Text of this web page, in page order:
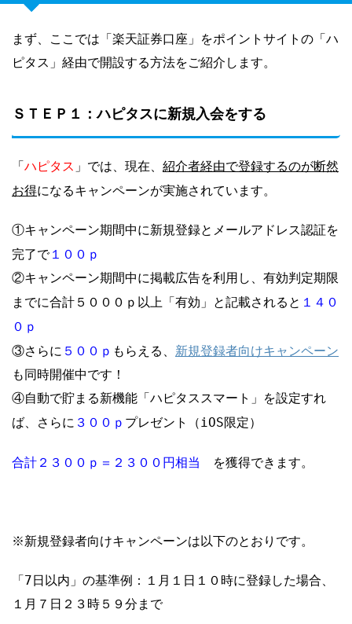
まず、ここでは「楽天証券口座」をポイントサイトの「ハ
ピタス」経由で開設する方法をご紹介します。
ＳＴＥＰ１：ハピタスに新規入会をする
「ハピタス 」では、現在、 紹介者経由で登録するのが断然
お得になるキャンペーンが実施されています。
①キャンペーン期間中に新規登録とメールアドレス認証を
完了で１００ｐ
②キャンペーン期間中に掲載広告を利用し、有効判定期限
までに合計５０００ｐ以上「有効」と記載されると １４０
０ｐ
③さらに ５００ｐ もらえる、 新規登録者向けキャンペーン
も同時開催中です！
④自動で貯まる新機能「ハピタススマート」を設定すれ
ば、さらに ３００ｐ プレゼント（iOS限定）
合計２３００ ｐ＝２３００円相当 を獲得できます。
※新規登録者向けキャンペーンは以下のとおりです。
「7日以内」の基準例：１月１日１０時に登録した場合、
１月７日２３時５９分まで